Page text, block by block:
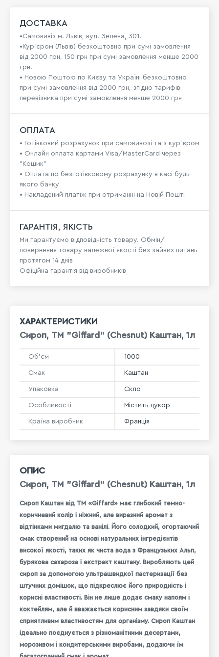
ДОСТАВКА
•Самовивіз м. Львів, вул. Зелена, 301.
•Кур'єром (Львів) безкоштовно при сумі замовлення
від 2000 грн, 150 грн при сумі замовлення менше 2000
грн.
• Новою Поштою по Києву та Україні безкоштовно
при сумі замовлення від 2000 грн, згідно тарифів
перевізника при сумі замовлення менше 2000 грн
ОПЛАТА
• Готівковий розрахунок при самовивозі та з кур’єром
• Онлайн оплата картами Visa/MasterCard через
"Кошик"
• Оплата по безготівковому розрахунку в касі будь-
якого банку
• Накладений платіж при отриманні на Новій Пошті
ГАРАНТІЯ, ЯКІСТЬ
Ми гарантуємо відповідність товару. Обмін/
повернення товару належної якості без зайвих питань
протягом 14 днів
Офіційна гарантія від виробників
ОПИС
Сироп, ТМ "Giffard" (Chesnut) Каштан, 1л
Сироп Каштан від TM «Giffard» має глибокий темно-
коричневий колір і ніжний, але виразний аромат з
відтінками мигдалю та ванілі. Його солодкий, огортаючий
смак створений на основі натуральних інгредієнтів
високої якості, таких як чиста вода з Французьких Альп,
бурякова сахароза і екстракт каштану. Виробляють цей
сироп за допомогою ультрашвидкої пастеризації без
штучних домішок, що підкреслює його природність і
корисні властивості. Він не лише додає смаку напоям і
коктейлям, але й вважається корисним завдяки своїм
сприятливим властивостям для організму. Сироп Каштан
ідеально поєднується з різноманітними десертами,
морозивом і кондитерськими виробами, додаючи їм
ХАРАКТЕРИСТИКИ
Сироп, ТМ "Giffard" (Chesnut) Каштан, 1л
Об'єм 1000
Смак Каштан
Упаковка Скло
Особливості Містить цукор
Країна виробник Франція